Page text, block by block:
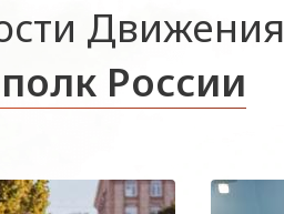
Движения
России